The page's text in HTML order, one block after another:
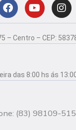
F
c
o
o
Y
u
b
e
I
n
s
g
r
– Centro – CEP:
das 8:00 hs ás
(83) 98109-